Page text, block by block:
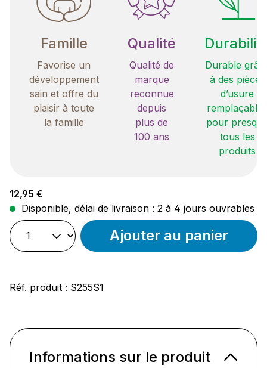
Famille
Favorise un
développement
sain et offre du
plaisir à toute
la famille
Qualité
Qualité de
marque
reconnue
depuis
plus de
100 ans
Durable
à des pièces
d’usure
remplaçables
pour
tous les
produits
Prix régulier :
12,95 €
Disponible, délai de livraison : 2 à 4 jours ouvrables
Ajouter au panier
Réf. produit : S255S1
Informations sur le produit